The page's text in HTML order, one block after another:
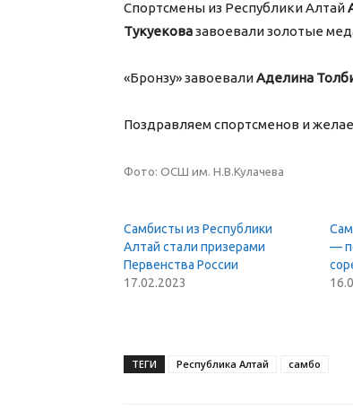
Спортсмены из Республики Алтай
Тукуековазавоевали золотые
«Бронзу» завоевалиАделина
Поздравляем спортсменов и
Фото: ОСШ им. Н.В.Кулачева
Самбисты из Республики
Алтай стали призерами
Первенства России
17.02.2023
—
ТЕГИ Республика Алтай самбо